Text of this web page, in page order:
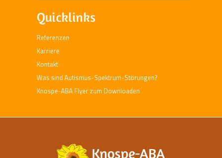
Quicklinks
Referenzen
Karriere
Kontakt
Was sind Autismus-Spektrum-Störungen?
Knospe-ABA Flyer zum Downloaden